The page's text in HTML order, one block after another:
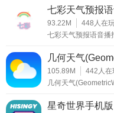
七彩天气预报
93.22M 448 人在
七彩天气预报语音播
几何天气
105.89M 442 人
几何天气
星奇世界手机版